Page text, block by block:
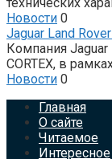
Новости 0
Jaguar Land
Компания Jaguar
CORTEX, в
Новости 0
Главная
О сайте
Читаемое
Интересное